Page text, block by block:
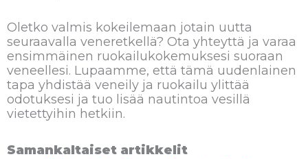
Oletko valmis kokeilemaan jotain uutta
seuraavalla veneretkellä? Ota yhteyttä ja varaa
ensimmäinen ruokailukokemuksesi suoraan
veneellesi. Lupaamme, että tämä uudenlainen
tapa yhdistää veneily ja ruokailu ylittää
odotuksesi ja tuo lisää nautintoa vesillä
vietettyihin hetkiin.
Samankaltaiset artikkelit